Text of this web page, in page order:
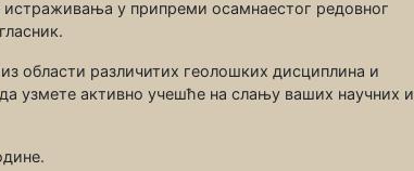
у припреми осамнаестог редовног
области различитих геолошких дисциплина и
узмете активно учешће на слању ваших научних и